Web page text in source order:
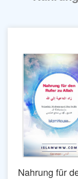
Nahrung für